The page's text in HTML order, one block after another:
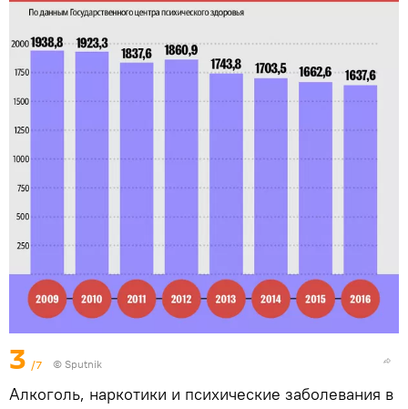
3 /7 © Sputnik
Алкоголь, наркотики и психические заболевания в